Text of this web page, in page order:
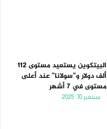
البيتكوين يستعيد مستوى 112
ألف دولار و”سولانا” عند أعلى
مستوى في 7 أشهر
سبتمبر 10, 2025